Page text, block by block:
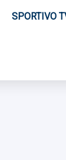
SPORTIVO